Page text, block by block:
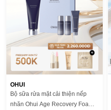
OHUI
Bộ sữa rửa mặt cải thiện nếp
nhăn Ohui Age Recovery Foam